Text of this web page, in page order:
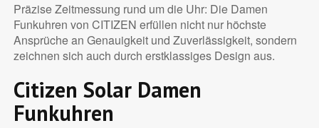
Präzise Zeitmessung rund um die Uhr: Die Damen
Funkuhren von CITIZEN erfüllen nicht nur höchste
Ansprüche an Genauigkeit und Zuverlässigkeit, sondern
zeichnen sich auch durch erstklassiges Design aus.
Citizen Solar Damen
Funkuhren